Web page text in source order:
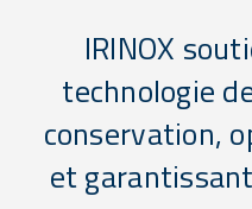
IRINOX
technologie
conservation,
et